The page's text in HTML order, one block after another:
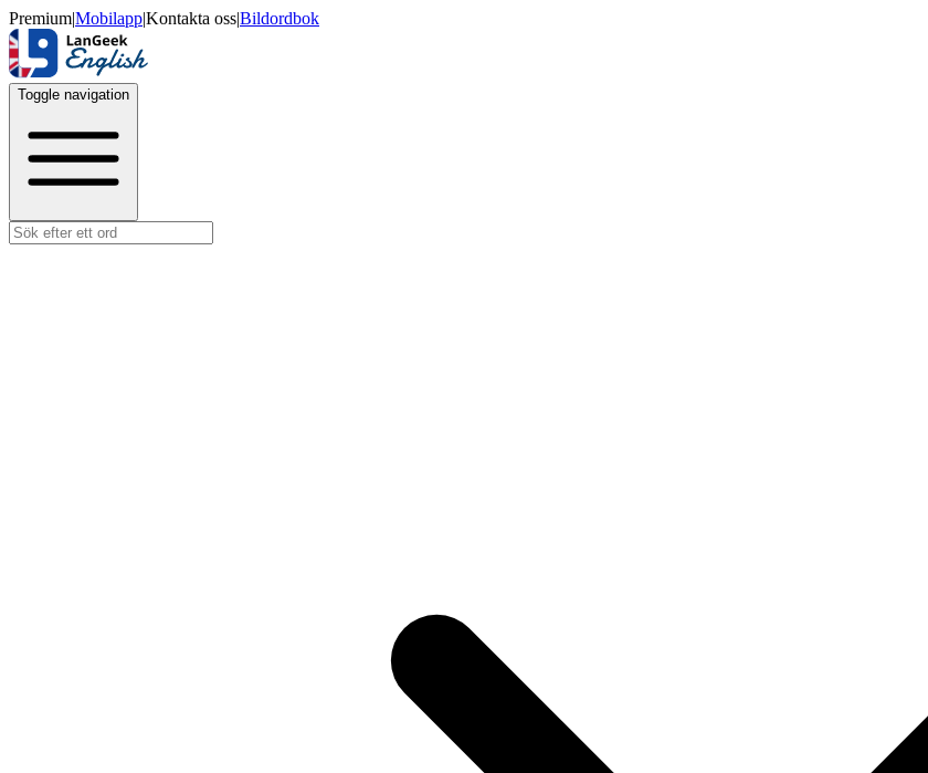
Premium|Mobilapp|Kontakta oss|Bildordbok
Toggle navigation